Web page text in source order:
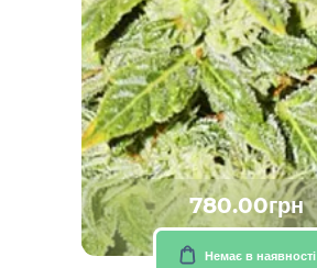
780.00грн
Немає в наявності